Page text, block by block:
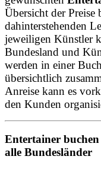
Übersicht der
dahinterstehenden
jeweiligen Künstler
Bundesland und
werden in einer
übersichtlich
Anreise kann es
den Kunden
Entertainer
alle Bundesländer